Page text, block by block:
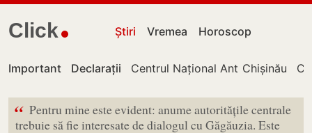
Click Știri Vremea Horoscop
Important Declarații Centrul Național Anticorupție
Chișinău
“ Pentru mine este evident: anume autoritățile centrale
trebuie să fie interesate de dialogul cu Găgăuzia. Este